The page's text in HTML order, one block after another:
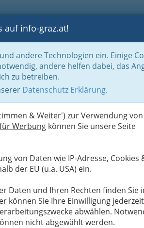
GASTRONOMIE BRANCHEN
auf info-graz.at!
andere Technologien ein. Einige
andere helfen dabei, das
zu betreiben.
Datenschutz Erklärung.
& Weiter') zur Verwendung von
Werbung können Sie unsere Seite
von Daten wie IP-Adresse, Cookies
der EU (u.a. USA) ein.
Daten und Ihren Rechten finden Sie
können Sie Ihre Einwilligung jederzeit
abwählen.
nicht abgewählt werden.
WKO Fleischer Fleischer & Selcher